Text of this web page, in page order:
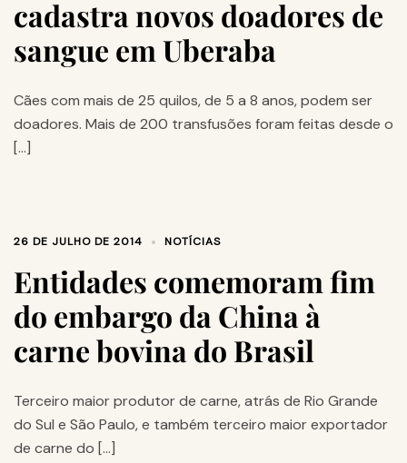
cadastra novos doadores de
sangue em Uberaba
Cães com mais de 25 quilos, de 5 a 8 anos, podem ser
doadores. Mais de 200 transfusões foram feitas desde o
[…]
26 DE JULHO DE 2014 NOTÍCIAS
Entidades comemoram fim
do embargo da China à
carne bovina do Brasil
Terceiro maior produtor de carne, atrás de Rio Grande
do Sul e São Paulo, e também terceiro maior exportador
de carne do […]